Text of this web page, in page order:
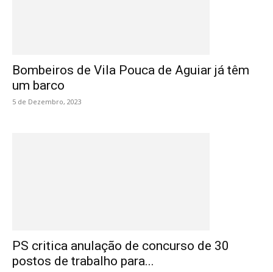
Bombeiros de Vila Pouca de Aguiar já têm
um barco
5 de Dezembro, 2023
PS critica anulação de concurso de 30
postos de trabalho para...